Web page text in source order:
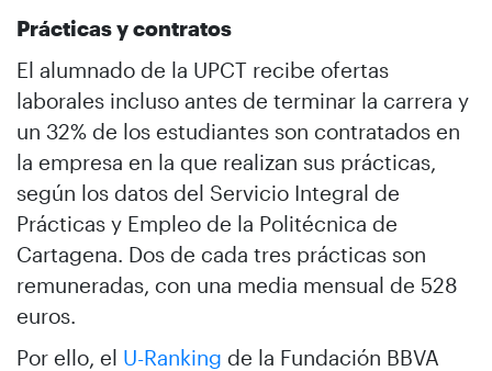
Prácticas y contratos
El alumnado de la UPCT recibe ofertas
laborales incluso antes de terminar la carrera y
un 32% de los estudiantes son contratados en
la empresa en la que realizan sus prácticas,
según los datos del Servicio Integral de
Prácticas y Empleo de la Politécnica de
Cartagena. Dos de cada tres prácticas son
remuneradas, con una media mensual de 528
euros.
Por ello, el U-Ranking de la Fundación BBVA